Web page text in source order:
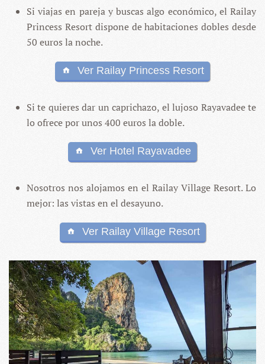
Si viajas en pareja y buscas algo económico, el Railay
Princess Resort dispone de habitaciones dobles desde
50 euros la noche.
Ver Railay Princess Resort
Si te quieres dar un caprichazo, el lujoso Rayavadee te
lo ofrece por unos 400 euros la doble.
Ver Hotel Rayavadee
Nosotros nos alojamos en el Railay Village Resort. Lo
mejor: las vistas en el desayuno.
Ver Railay Village Resort